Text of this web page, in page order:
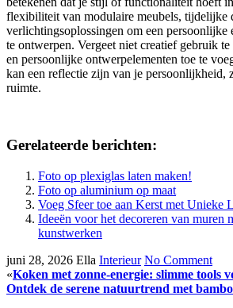
flexibiliteit van modulaire meubels, tijdelijke
verlichtingsoplossingen om een persoonlijke
te ontwerpen. Vergeet niet creatief gebruik
en persoonlijke ontwerpelementen toe te
kan een reflectie zijn van je persoonlijkheid,
ruimte.
Gerelateerde berichten:
Foto op plexiglas laten maken!
Foto op aluminium op maat
Voeg Sfeer toe aan Kerst met Unieke
Ideeën voor het decoreren van muren
kunstwerken
juni 28, 2026 Ella Interieur No Comment
«Koken met zonne-energie: slimme tools
Ontdek de serene natuurtrend met